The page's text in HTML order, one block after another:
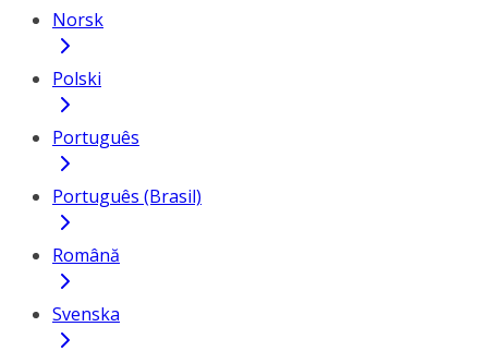
Norsk
Polski
Português
Português (Brasil)
Română
Svenska